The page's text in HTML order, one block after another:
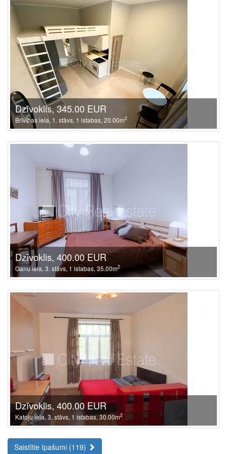
Dzīvoklis, 345.00 EUR
Brīvības iela, 1. stāvs, 1 istabas, 20.00m2
Dzīvoklis, 400.00 EUR
Ganu iela, 3. stāvs, 1 istabas, 35.00m2
Dzīvoklis, 400.00 EUR
Katoļu iela, 3. stāvs, 1 istabas, 30.00m2
Saistītie īpašumi (119)